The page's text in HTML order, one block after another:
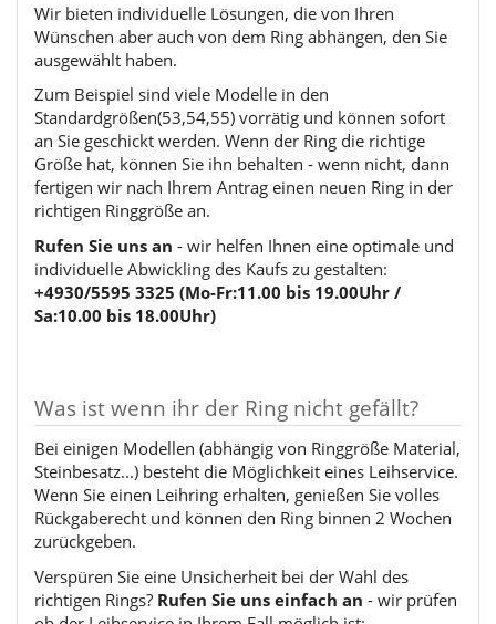
Wir bieten individuelle Lösungen, die von Ihren
Wünschen aber auch von dem Ring abhängen, den Sie
ausgewählt haben.
Zum Beispiel sind viele Modelle in den
Standardgrößen(53,54,55) vorrätig und können sofort
an Sie geschickt werden. Wenn der Ring die richtige
Größe hat, können Sie ihn behalten - wenn nicht, dann
fertigen wir nach Ihrem Antrag einen neuen Ring in der
richtigen Ringgröße an.
Rufen Sie uns an - wir helfen Ihnen eine optimale und
individuelle Abwickling des Kaufs zu gestalten:
+4930/5595 3325 (Mo-Fr:11.00 bis 19.00Uhr /
Sa:10.00 bis 18.00Uhr)
Was ist wenn ihr der Ring nicht gefällt?
Bei einigen Modellen (abhängig von Ringgröße Material,
Steinbesatz...) besteht die Möglichkeit eines Leihservice.
Wenn Sie einen Leihring erhalten, genießen Sie volles
Rückgaberecht und können den Ring binnen 2 Wochen
zurückgeben.
Verspüren Sie eine Unsicherheit bei der Wahl des
richtigen Rings? Rufen Sie uns einfach an - wir prüfen